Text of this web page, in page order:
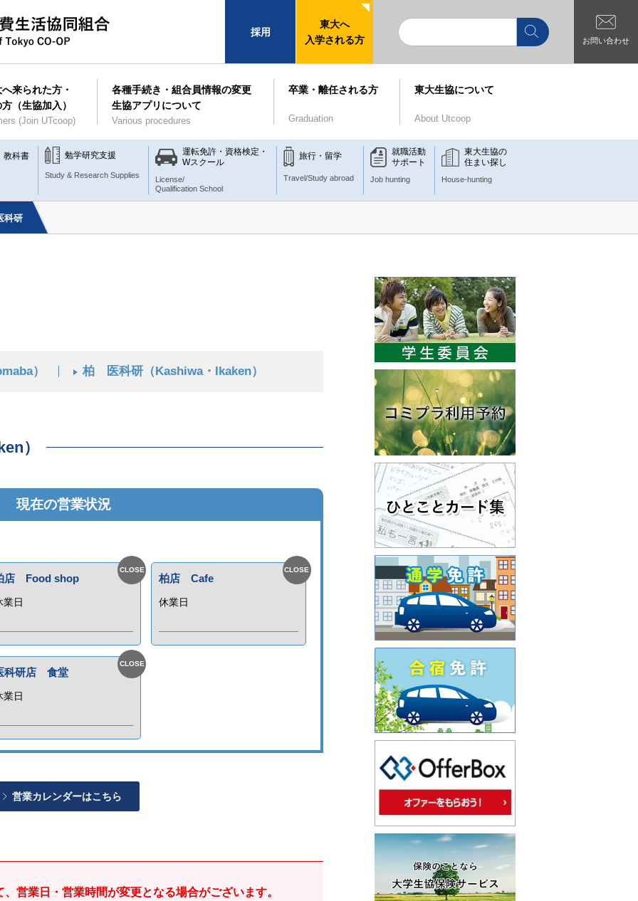
採用
東大へ
入学される方
お問い合わせ
来られた方・
（生協加入）
(Join UTcoop)
各種手続き・組合員情報の変更
生協アプリについて
Various procedures
卒業・離任される方
Graduation
東大生協について
About Utcoop
教科書 勉学研究支援
Study & Research Supplies
運転免許・資格検定・
Wスクール
License/
Qualification School
旅行・留学
Travel/Study abroad
就職活動
サポート
Job hunting
東大生協の
住まい探し
House-hunting
研
） 柏 医科研（Kashiwa・Ikaken）
）
現在の営業状況
店 Food shop
業日
柏店 Cafe
休業日
科研店 食堂
業日
営業カレンダーはこちら
営業日・営業時間が変更となる場合がございます。